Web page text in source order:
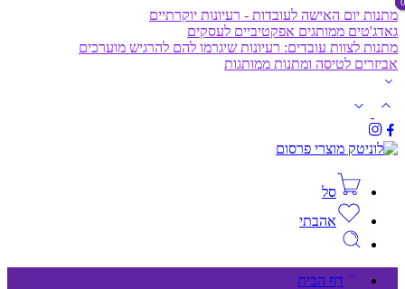
מתנות יום האישה לעובדות - רעיונות יוקרתיים
גאדג'טים ממותגים אפקטיביים לעסקים
מתנות לצוות עובדים: רעיונות שיגרמו להם להרגיש מוערכים
אביזרים לטיסה ומתנות ממותגות
סל
אהבתי
דף הבית